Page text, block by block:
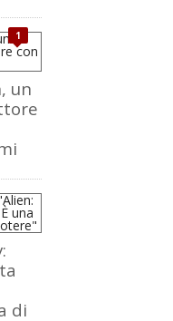
1
un
di